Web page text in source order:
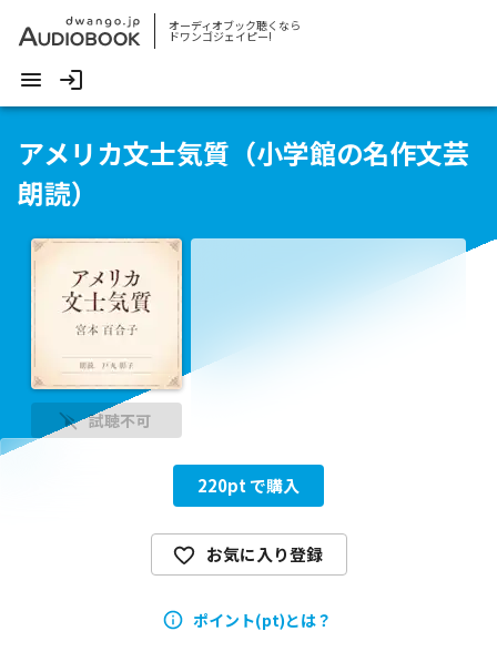
オーディオブック聴くなら
ドワンゴジェイピー!
アメリカ文士気質（小学館の名作文芸
朗読）
試聴不可
220pt で購入
お気に入り登録
ポイント(pt)とは？